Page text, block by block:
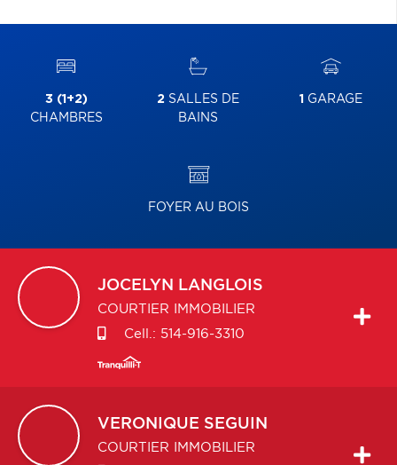
3 (1+2)
CHAMBRES
2 SALLES DE
BAINS
1 GARAGE
FOYER AU BOIS
JOCELYN LANGLOIS
COURTIER IMMOBILIER
Cell.: 514-916-3310
VERONIQUE SEGUIN
COURTIER IMMOBILIER